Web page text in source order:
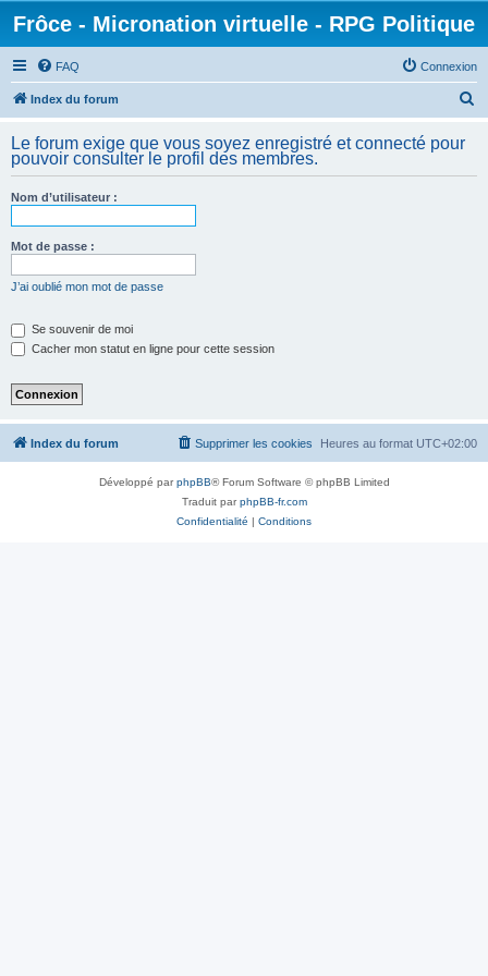
Frôce - Micronation virtuelle - RPG Politique
FAQ Connexion
Index du forum
h
Le forum exige que vous soyez enregistré et connecté pour
pouvoir consulter le profil des membres.
Nom d’utilisateur :
Mot de passe :
J’ai oublié mon mot de passe
Se souvenir de moi
Cacher mon statut en ligne pour cette session
Index du forum Heures au format UTC+02:00
Supprimer les cookies
Développé parphpBB® Forum Software © phpBB Limited
Traduit parphpBB-fr.com
Confidentialité | Conditions